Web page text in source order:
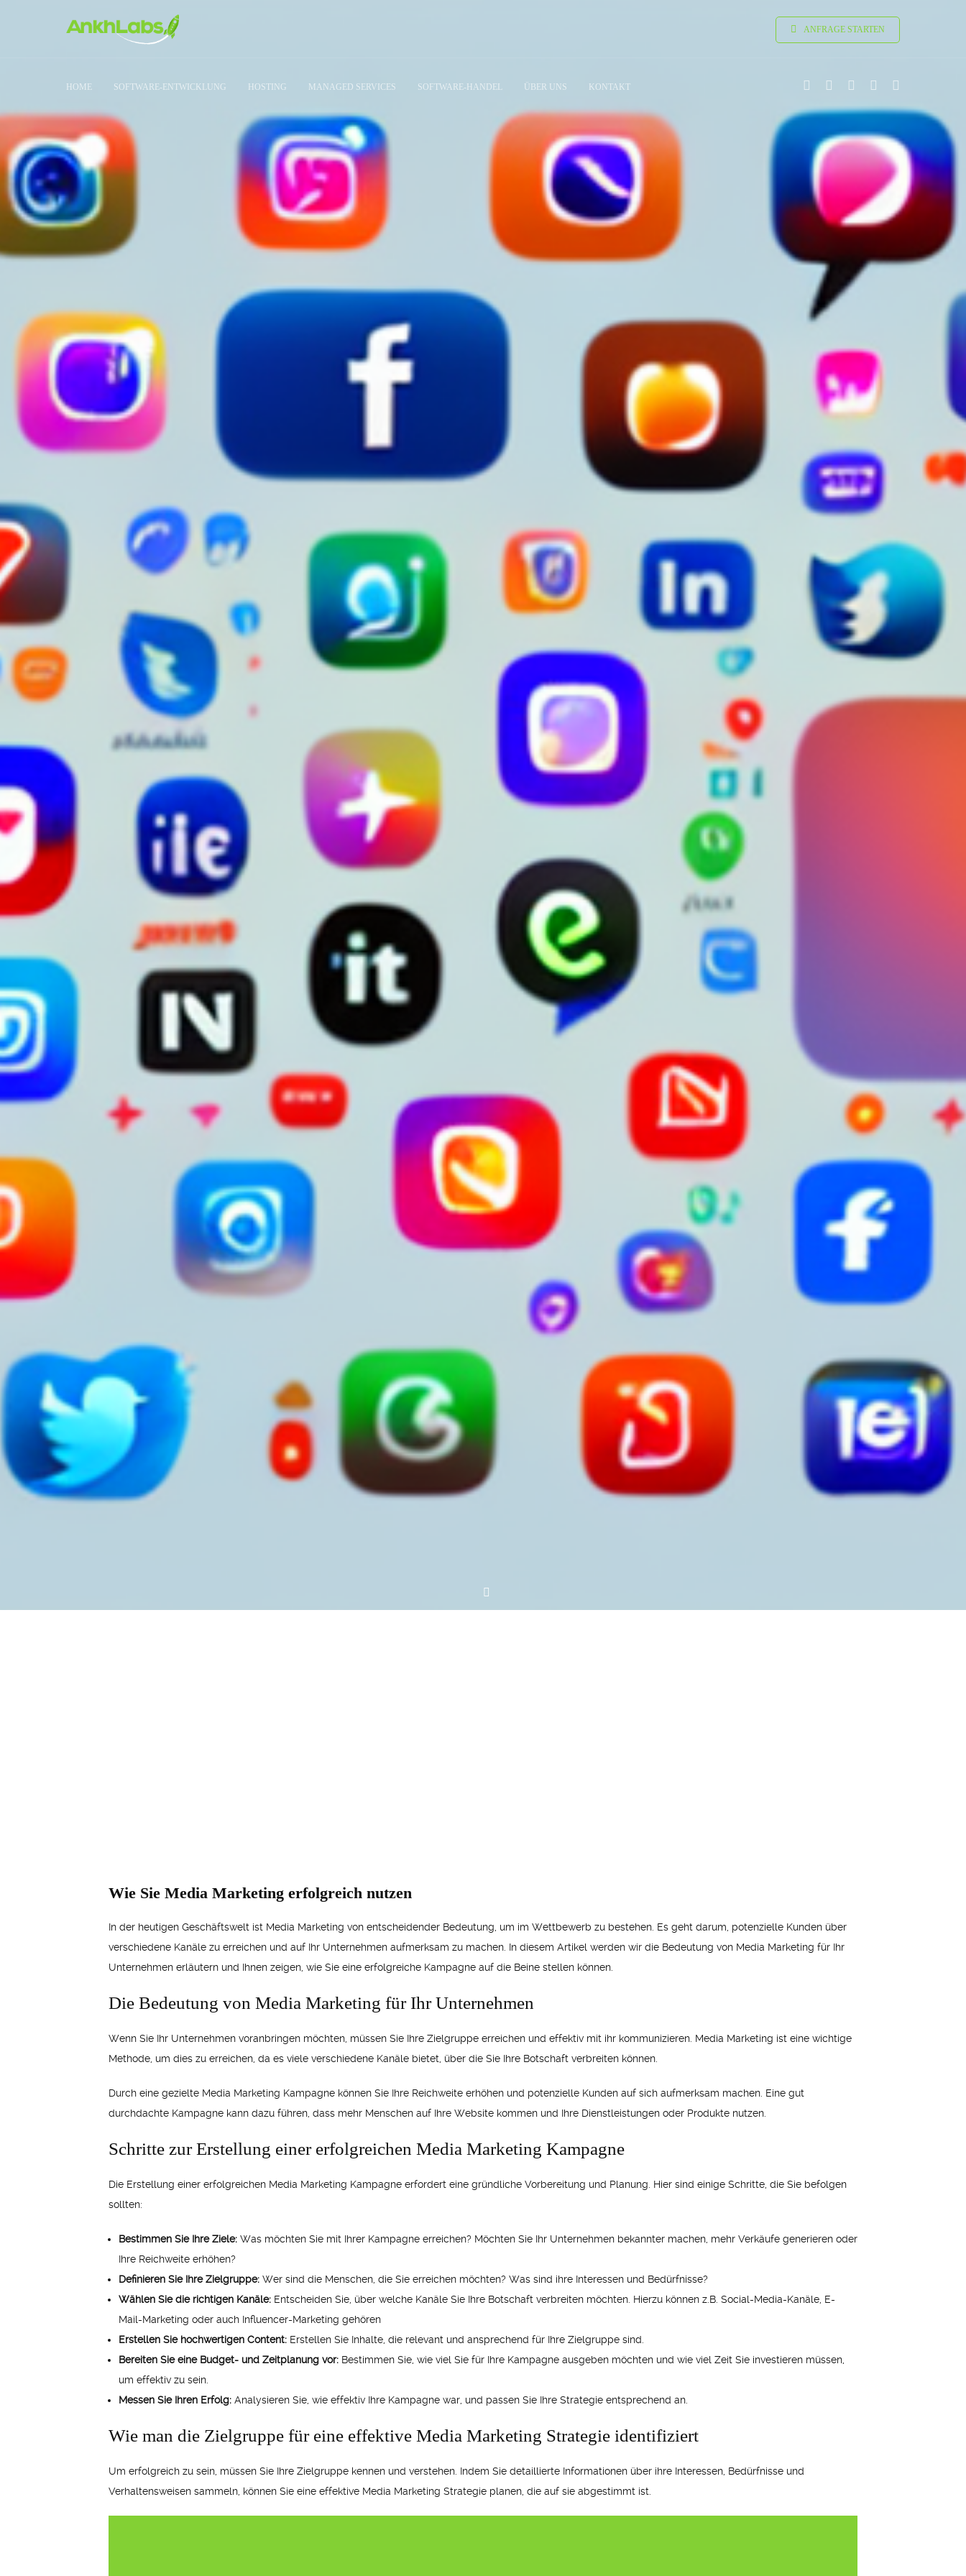
ANFRAGE STARTEN
HOME SOFTWARE-ENTWICKLUNG HOSTING MANAGED SERVICES SOFTWARE-HANDEL ÜBER UNS KONTAKT
Wie Sie Media Marketing erfolgreich nutzen
In der heutigen Geschäftswelt ist Media Marketing von entscheidender Bedeutung, um im Wettbewerb zu bestehen. Es geht darum, potenzielle Kunden über
verschiedene Kanäle zu erreichen und auf Ihr Unternehmen aufmerksam zu machen. In diesem Artikel werden wir die Bedeutung von Media Marketing für Ihr
Unternehmen erläutern und Ihnen zeigen, wie Sie eine erfolgreiche Kampagne auf die Beine stellen können.
Die Bedeutung von Media Marketing für Ihr Unternehmen
Wenn Sie Ihr Unternehmen voranbringen möchten, müssen Sie Ihre Zielgruppe erreichen und effektiv mit ihr kommunizieren. Media Marketing ist eine wichtige
Methode, um dies zu erreichen, da es viele verschiedene Kanäle bietet, über die Sie Ihre Botschaft verbreiten können.
Durch eine gezielte Media Marketing Kampagne können Sie Ihre Reichweite erhöhen und potenzielle Kunden auf sich aufmerksam machen. Eine gut
durchdachte Kampagne kann dazu führen, dass mehr Menschen auf Ihre Website kommen und Ihre Dienstleistungen oder Produkte nutzen.
Schritte zur Erstellung einer erfolgreichen Media Marketing Kampagne
Die Erstellung einer erfolgreichen Media Marketing Kampagne erfordert eine gründliche Vorbereitung und Planung. Hier sind einige Schritte, die Sie befolgen
sollten:
Bestimmen Sie Ihre Ziele: Was möchten Sie mit Ihrer Kampagne erreichen? Möchten Sie Ihr Unternehmen bekannter machen, mehr Verkäufe generieren oder
Ihre Reichweite erhöhen?
Definieren Sie Ihre Zielgruppe: Wer sind die Menschen, die Sie erreichen möchten? Was sind ihre Interessen und Bedürfnisse?
Wählen Sie die richtigen Kanäle: Entscheiden Sie, über welche Kanäle Sie Ihre Botschaft verbreiten möchten. Hierzu können z.B. Social-Media-Kanäle, E-
Mail-Marketing oder auch Influencer-Marketing gehören
Erstellen Sie hochwertigen Content: Erstellen Sie Inhalte, die relevant und ansprechend für Ihre Zielgruppe sind.
Bereiten Sie eine Budget- und Zeitplanung vor: Bestimmen Sie, wie viel Sie für Ihre Kampagne ausgeben möchten und wie viel Zeit Sie investieren müssen,
um effektiv zu sein.
Messen Sie Ihren Erfolg: Analysieren Sie, wie effektiv Ihre Kampagne war, und passen Sie Ihre Strategie entsprechend an.
Wie man die Zielgruppe für eine effektive Media Marketing Strategie identifiziert
Um erfolgreich zu sein, müssen Sie Ihre Zielgruppe kennen und verstehen. Indem Sie detaillierte Informationen über ihre Interessen, Bedürfnisse und
Verhaltensweisen sammeln, können Sie eine effektive Media Marketing Strategie planen, die auf sie abgestimmt ist.